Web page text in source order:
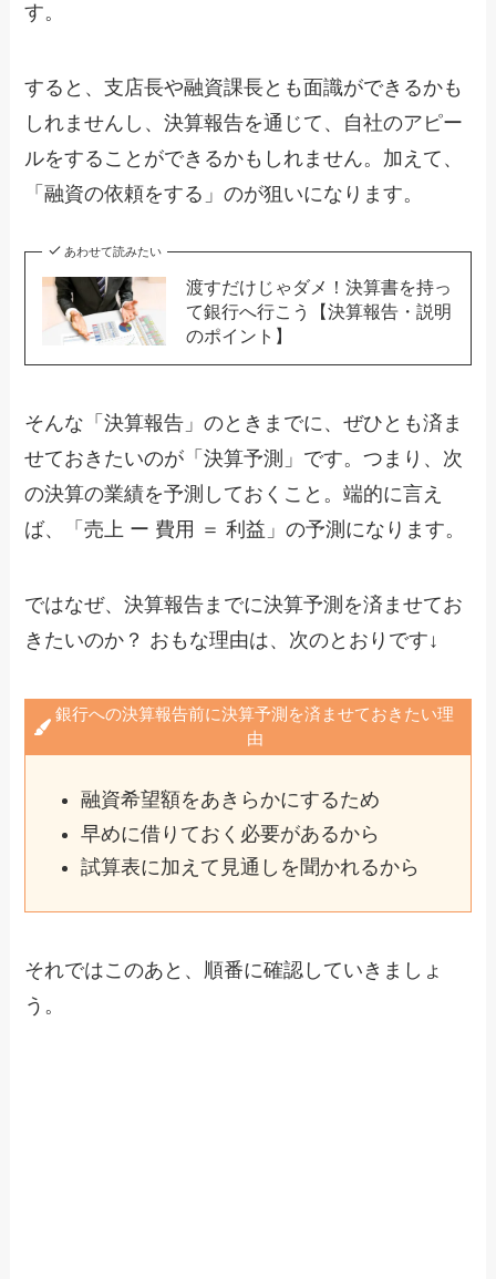
す。
すると、支店長や融資課長とも面識ができるかも
しれませんし、決算報告を通じて、自社のアピー
ルをすることができるかもしれません。加えて、
「融資の依頼をする」のが狙いになります。
あわせて読みたい
渡すだけじゃダメ！決算書を持っ
て銀行へ行こう【決算報告・説明
のポイント】
そんな「決算報告」のときまでに、ぜひとも済ま
せておきたいのが「決算予測」です。つまり、次
の決算の業績を予測しておくこと。端的に言え
ば、「売上 ー 費用 ＝ 利益」の予測になります。
ではなぜ、決算報告までに決算予測を済ませてお
きたいのか？ おもな理由は、次のとおりです↓
銀行への決算報告前に決算予測を済ませておきたい理
由
融資希望額をあきらかにするため
早めに借りておく必要があるから
試算表に加えて見通しを聞かれるから
それではこのあと、順番に確認していきましょ
う。